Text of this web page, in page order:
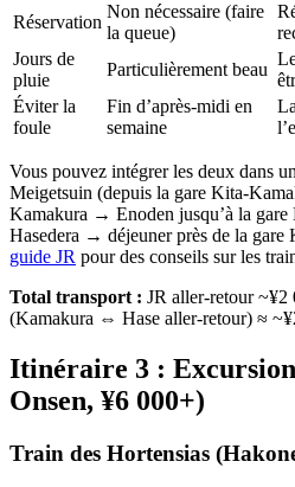
Réservation
Non nécessaire (faire
la queue)
Jours de
pluie
Particulièrement beau
Éviter la
foule
Fin d’après-midi en
semaine
Vous pouvez intégrer les deux dans
Meigetsuin (depuis la gare Kita-
Kamakura → Enoden jusqu’à la
Hasedera → déjeuner près de la gare
guide JR pour des conseils sur les
Total transport : JR aller-retour ~¥2
(Kamakura ⇔ Hase aller-retour) ≈
Itinéraire 3 :
Onsen, ¥6 000+)
Train des Hortensias